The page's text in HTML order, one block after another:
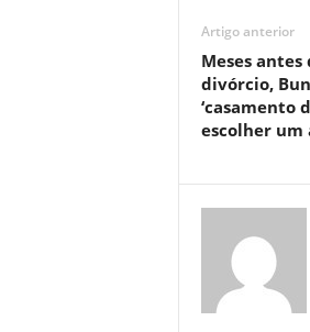
Artigo anterior
Meses
divórcio,
‘casamento
escolher um